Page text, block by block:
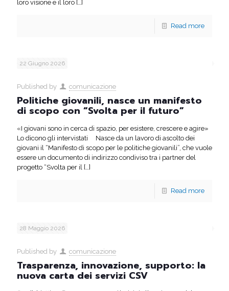
loro visione e il loro […]
Read more
22 Giugno 2026
Published by comunicazione
Politiche giovanili, nasce un manifesto
di scopo con “Svolta per il futuro”
«I giovani sono in cerca di spazio, per esistere, crescere e agire»
Lo dicono gli intervistati Nasce da un lavoro di ascolto dei
giovani il “Manifesto di scopo per le politiche giovanili”, che vuole
essere un documento di indirizzo condiviso tra i partner del
progetto “Svolta per il […]
Read more
28 Maggio 2026
Published by comunicazione
Trasparenza, innovazione, supporto: la
nuova carta dei servizi CSV